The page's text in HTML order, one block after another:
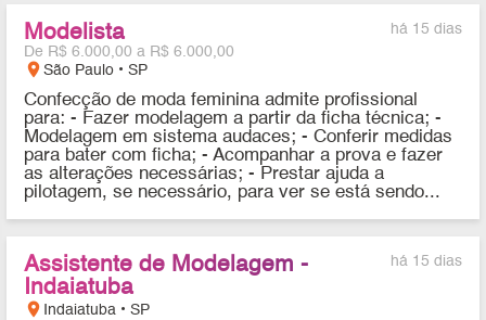
há 15 dias
Modelista
De R$ 6.000,00 a R$ 6.000,00
location_onSão Paulo • SP
Confecção de moda feminina admite profissional
para: - Fazer modelagem a partir da ficha técnica; -
⁠Modelagem em sistema audaces; - Conferir medidas
para bater com ficha; - Acompanhar a prova e fazer
as alterações necessárias; - Prestar ajuda a
pilotagem, se necessário, para ver se está sendo...
há 15 dias
Assistente de Modelagem -
Indaiatuba
location_on Indaiatuba • SP